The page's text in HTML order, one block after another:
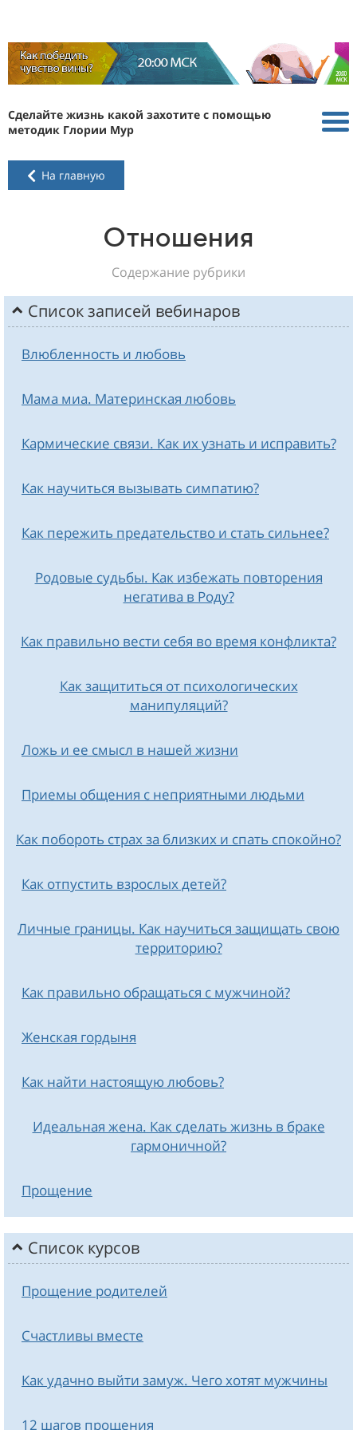
Сделайте жизнь какой захотите с помощью
методик Глории Мур
На главную
Отношения
Содержание рубрики
Список записей вебинаров
Влюбленность и любовь
Мама миа. Материнская любовь
Кармические связи. Как их узнать и исправить?
Как научиться вызывать симпатию?
Как пережить предательство и стать сильнее?
Родовые судьбы. Как избежать повторения
негатива в Роду?
Как правильно вести себя во время конфликта?
Как защититься от психологических
манипуляций?
Ложь и ее смысл в нашей жизни
Приемы общения с неприятными людьми
Как побороть страх за близких и спать спокойно?
Как отпустить взрослых детей?
Личные границы. Как научиться защищать свою
территорию?
Как правильно обращаться с мужчиной?
Женская гордыня
Как найти настоящую любовь?
Идеальная жена. Как сделать жизнь в браке
гармоничной?
Прощение
Список курсов
Прощение родителей
Счастливы вместе
Как удачно выйти замуж. Чего хотят мужчины
12 шагов прощения